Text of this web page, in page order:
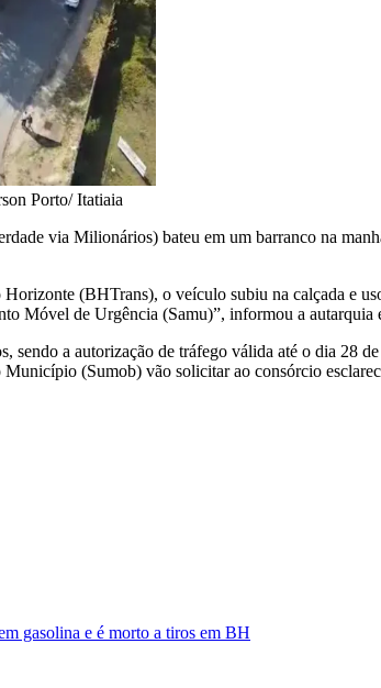
Porto/ Itatiaia
via Milionários) bateu em um barranco na
(BHTrans), o veículo subiu na calçada e
Móvel de Urgência (Samu)”, informou a
a autorização de tráfego válida até o dia 28
(Sumob) vão solicitar ao consórcio
gasolina e é morto a tiros em BH